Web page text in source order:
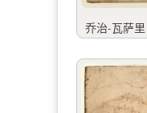
乔治-瓦萨